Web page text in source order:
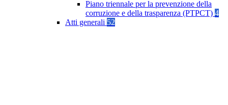
Piano triennale per la prevenzione della
corruzione e della trasparenza (PTPCT) 4
Atti generali 52